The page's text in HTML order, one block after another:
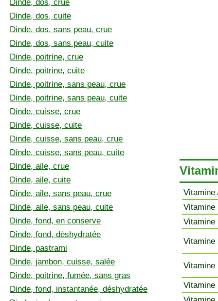
Dinde, dos, crue
Dinde, dos, cuite
Dinde, dos, sans peau, crue
Dinde, dos, sans peau, cuite
Dinde, poitrine, crue
Dinde, poitrine, cuite
Dinde, poitrine, sans peau, crue
Dinde, poitrine, sans peau, cuite
Dinde, cuisse, crue
Dinde, cuisse, cuite
Dinde, cuisse, sans peau, crue
Dinde, cuisse, sans peau, cuite
Dinde, aile, crue
Dinde, aile, cuite
Dinde, aile, sans peau, crue
Dinde, aile, sans peau, cuite
Dinde, fond, en conserve
Dinde, fond, déshydratée
Dinde, pastrami
Dinde, jambon, cuisse, salée
Dinde, poitrine, fumée, sans gras
Dinde, fond, instantanée, déshydratée
Vitamine
Vitamine
Vitamine
Vitamine
Vitamine
Vitamine